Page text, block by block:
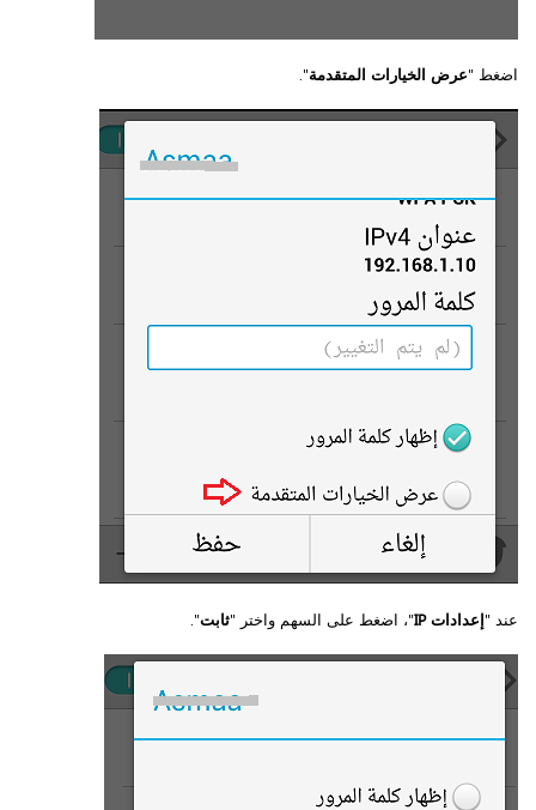
اضغط "عرض الخيارات المتقدمة".
عند "إعدادات IP "، اضغط على السهم واختر "ثابت".